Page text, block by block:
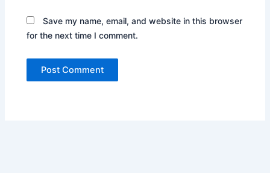
Save my name, email, and website in this browser
for the next time I comment.